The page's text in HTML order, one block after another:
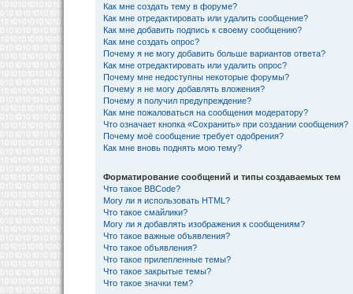
Как мне создать тему в форуме?
Как мне отредактировать или удалить сообщение?
Как мне добавить подпись к своему сообщению?
Как мне создать опрос?
Почему я не могу добавить больше вариантов ответа?
Как мне отредактировать или удалить опрос?
Почему мне недоступны некоторые форумы?
Почему я не могу добавлять вложения?
Почему я получил предупреждение?
Как мне пожаловаться на сообщения модератору?
Что означает кнопка «Сохранить» при создании сообщения?
Почему моё сообщение требует одобрения?
Как мне вновь поднять мою тему?
Форматирование сообщений и типы создаваемых тем
Что такое BBCode?
Могу ли я использовать HTML?
Что такое смайлики?
Могу ли я добавлять изображения к сообщениям?
Что такое важные объявления?
Что такое объявления?
Что такое прилепленные темы?
Что такое закрытые темы?
Что такое значки тем?